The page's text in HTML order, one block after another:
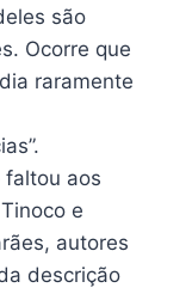
são
Ocorre que
raramente
faltou aos
e
autores
descrição